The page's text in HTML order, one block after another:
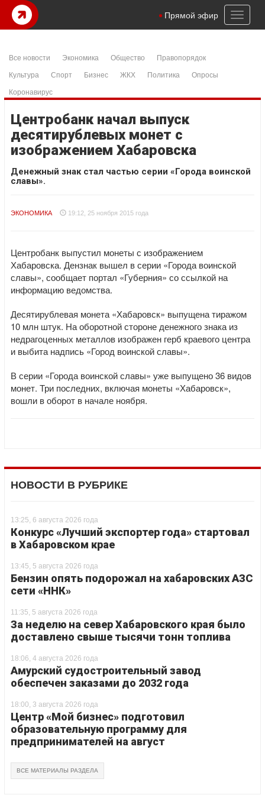
Toggle
Прямой эфир
Все новости Экономика Общество
Правопорядок
Культура
Спорт Бизнес ЖКХ Политика
Опросы
Коронавирус
Центробанк начал выпуск
десятирублевых монет с
изображением Хабаровска
Денежный знак стал частью серии «Города воинской
славы».
ЭКОНОМИКА 19:12, 25 ноября 2015 года
Центробанк выпустил монеты с изображением
Хабаровска. Дензнак вышел в серии «Города воинской
славы», сообщает портал «Губерния» со ссылкой на
информацию ведомства.
Десятирублевая монета «Хабаровск» выпущена тиражом
10 млн штук. На оборотной стороне денежного знака из
недрагоценных металлов изображен герб краевого центра
и выбита надпись «Город воинской славы».
В серии «Города воинской славы» уже выпущено 36 видов
монет. Три последних, включая монеты «Хабаровск»,
вошли в оборот в начале ноября.
НОВОСТИ В РУБРИКЕ
13:25, 6 августа 2026 года
Конкурс «Лучший экспортер года» стартовал
в Хабаровском крае
13:45, 5 августа 2026 года
Бензин опять подорожал на хабаровских АЗС
сети «ННК»
11:35, 5 августа 2026 года
За неделю на север Хабаровского края было
доставлено свыше тысячи тонн топлива
18:06, 4 августа 2026 года
Амурский судостроительный завод
обеспечен заказами до 2032 года
18:00, 3 августа 2026 года
Центр «Мой бизнес» подготовил
образовательную программу для
предпринимателей на август
ВСЕ МАТЕРИАЛЫ РАЗДЕЛА